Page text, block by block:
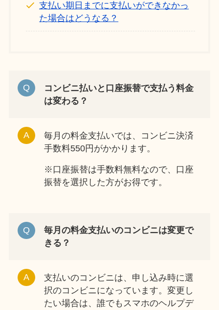
支払い期日までに支払いができなかっ
た場合はどうなる？
コンビニ払いと口座振替で支払う料金
は変わる？
毎月の料金支払いでは、コンビニ決済
手数料550円がかかります。
※口座振替は手数料無料なので、口座
振替を選択した方がお得です。
毎月の料金支払いのコンビニは変更で
きる？
支払いのコンビニは、申し込み時に選
択のコンビニになっています。変更し
たい場合は、誰でもスマホのヘルプデ